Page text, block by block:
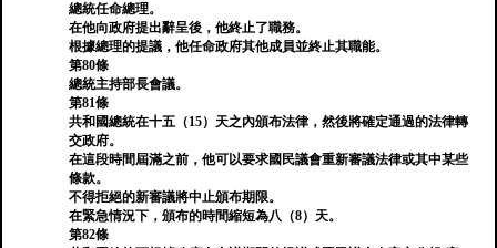
總統任命總理。
在他向政府提出辭呈後，他終止了職務。
根據總理的提議，他任命政府其他成員並終止其職能。
第80條
總統主持部長會議。
第81條
共和國總統在十五（15）天之內頒布法律，然後將確定通過的法律轉
交政府。
在這段時間屆滿之前，他可以要求國民議會重新審議法律或其中某些
條款。
不得拒絕的新審議將中止頒布期限。
在緊急情況下，頒布的時間縮短為八（8）天。
第82條